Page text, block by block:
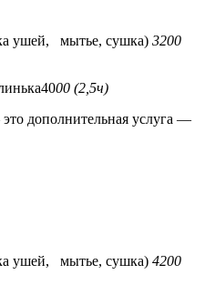
ушей, мытье, сушка) 3200
00 (2,5ч)
дополнительная услуга —
ушей, мытье, сушка) 4200